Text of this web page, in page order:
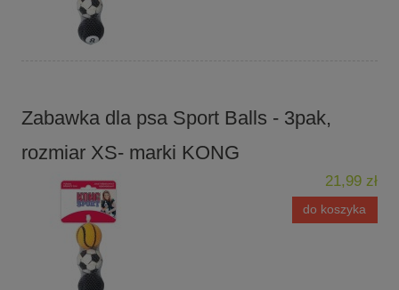
Zabawka dla psa Sport Balls - 3pak,
rozmiar XS- marki KONG
21,99 zł
do koszyka